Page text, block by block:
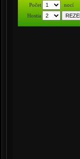
Počet
nocí
Hostia